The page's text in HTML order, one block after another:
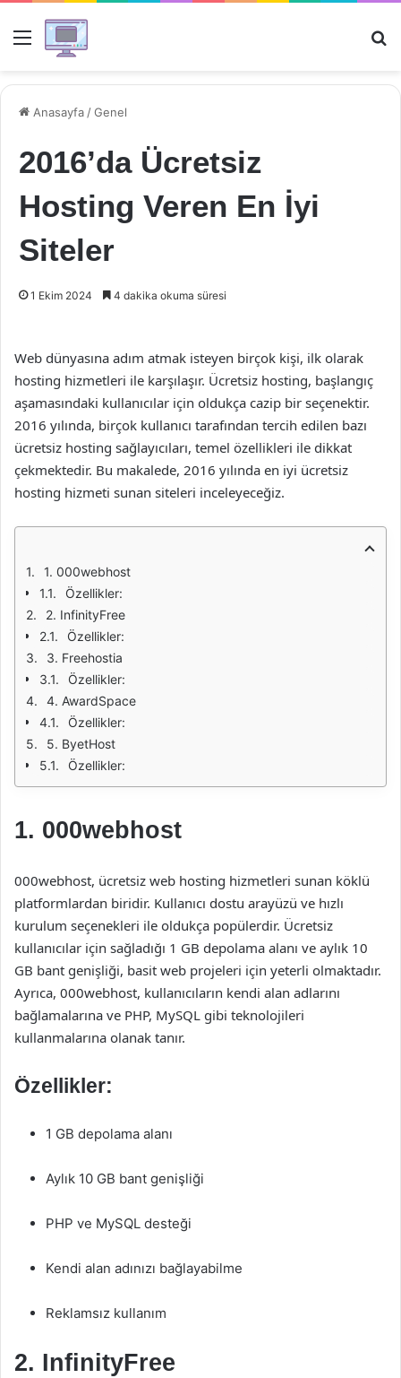
Menü
Anasayfa /Genel
2016’da Ücretsiz
Hosting Veren En İyi
Siteler
1 Ekim 2024 4 dakika okuma süresi
Web dünyasına adım atmak isteyen birçok kişi, ilk olarak
hosting hizmetleri ile karşılaşır. Ücretsiz hosting, başlangıç
aşamasındaki kullanıcılar için oldukça cazip bir seçenektir.
2016 yılında, birçok kullanıcı tarafından tercih edilen bazı
ücretsiz hosting sağlayıcıları, temel özellikleri ile dikkat
çekmektedir. Bu makalede, 2016 yılında en iyi ücretsiz
hosting hizmeti sunan siteleri inceleyeceğiz.
1. 000webhost
Özellikler:
2. InfinityFree
Özellikler:
3. Freehostia
Özellikler:
4. AwardSpace
Özellikler:
5. ByetHost
Özellikler:
1. 000webhost
000webhost, ücretsiz web hosting hizmetleri sunan köklü
platformlardan biridir. Kullanıcı dostu arayüzü ve hızlı
kurulum seçenekleri ile oldukça popülerdir. Ücretsiz
kullanıcılar için sağladığı 1 GB depolama alanı ve aylık 10
GB bant genişliği, basit web projeleri için yeterli olmaktadır.
Ayrıca, 000webhost, kullanıcıların kendi alan adlarını
bağlamalarına ve PHP, MySQL gibi teknolojileri
kullanmalarına olanak tanır.
Özellikler:
1 GB depolama alanı
Aylık 10 GB bant genişliği
PHP ve MySQL desteği
Kendi alan adınızı bağlayabilme
Reklamsız kullanım
2. InfinityFree